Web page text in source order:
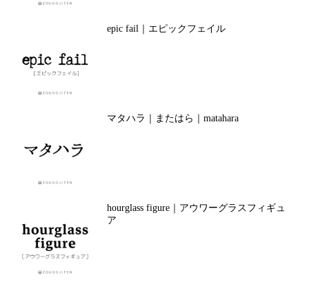
epic fail｜エピックフェイル
マタハラ｜またはら｜matahara
hourglass figure｜アウワーグラスフィギュ
ア